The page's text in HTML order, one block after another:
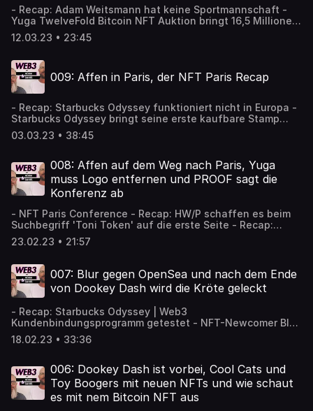
- Recap: Adam Weitsmann hat keine Sportmannschaft -
Yuga TwelveFold Bitcoin NFT Auktion bringt 16,5 Millionen
Dollar ein - "Drink Ain't Free" von Spottie WiFi - Amazon
NFT Marketplace soll im nächsten Monat starten -
12.03.23 • 23:45
009: Affen in Paris, der NFT Paris Recap
- Recap: Starbucks Odyssey funktioniert nicht in Europa -
Starbucks Odyssey bringt seine erste kaufbare Stamp
heraus - NFT Paris - Tag 1 - Deadfellaz x KnownOrigin
Party in der NFT Factory - NFT Paris - Tag 2 - Treffen mit
NFSneakers.CX - French Ape Yacht Club organisiert
Meetup mit Greg Solano - Admin One und 9dcc Meetup
mit gmoney - RENGA IRL IN PARIS Party - TwelveFold: Yuga
Labs lanciert NFTs auf Bitcoin - Dookey Dash Schlüssel
für 1.000 ETH verkauft
03.03.23 • 38:45
008: Affen auf dem Weg nach Paris, Yuga
muss Logo entfernen und PROOF sagt die
Konferenz ab
- NFT Paris Conference - Recap: HW/P schaffen es beim
Suchbegriff 'Toni Token' auf die erste Seite - Recap:
Dookey Dash: Die Kröte wird nicht geleckt sondern
gesammelt - Yuga Labs BAKC ändert Logo wegen
geringeren Interesses als erwartet abgesagt -
Partnerschaft mit TFC ermöglicht KSC-Fans neues
virtuelles Spielerlebnis - VeeFriends kündigen Burn Island
23.02.23 • 21:57
007: Blur gegen OpenSea und nach dem Ende
von Dookey Dash wird die Kröte geleckt
- Recap: Starbucks Odyssey | Web3
Kundenbindungsprogramm getestet - NFT-Newcomer Blur
macht Opensea Konkurrenz - Blur rät NFT Creators,
OpenSea zu blockieren um Royalties zu bekommen -
Sparrow kaufen und handeln - OpenSea stellt den Handel
mit NFTs von Rihanna Music ein
18.02.23 • 33:36
006: Dookey Dash ist vorbei, Cool Cats und
Toy Boogers mit neuen NFTs und wie schaut
es mit nem Bitcoin NFT aus